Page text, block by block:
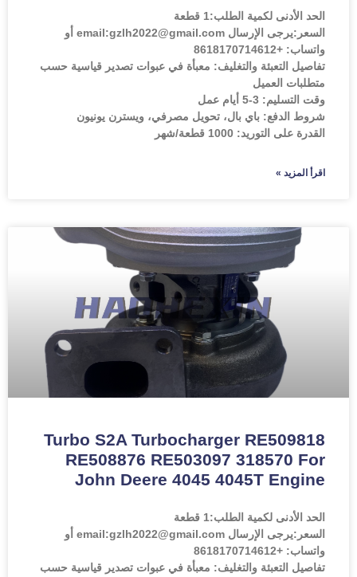
الحد الأدنى لكمية الطلب:1 قطعة
السعر:
يرجى الإرسال email:gzlh2022@gmail.com أو
واتساب: +8618170714612
تفاصيل التعبئة والتغليف: معبأة في عبوات تصدير قياسية حسب
متطلبات العميل
وقت التسليم: 3-5 أيام عمل
شروط الدفع: باي بال، تحويل مصرفي، ويسترن يونيون
القدرة على التوريد: 1000 قطعة/شهر
اقرأ المزيد »
Turbo S2A Turbocharger RE509818
RE508876 RE503097 318570 For
John Deere 4045 4045T Engine
الحد الأدنى لكمية الطلب:1 قطعة
السعر:
يرجى الإرسال email:gzlh2022@gmail.com أو
واتساب: +8618170714612
تفاصيل التعبئة والتغليف: معبأة في عبوات تصدير قياسية حسب